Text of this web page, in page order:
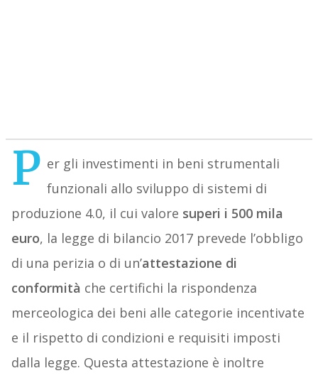
P er gli investimenti in beni strumentali
funzionali allo sviluppo di sistemi di
produzione 4.0, il cui valore superi i 500 mila
euro, la legge di bilancio 2017 prevede l’obbligo
di una perizia o di un’attestazione di
conformità che certifichi la rispondenza
merceologica dei beni alle categorie incentivate
e il rispetto di condizioni e requisiti imposti
dalla legge. Questa attestazione è inoltre